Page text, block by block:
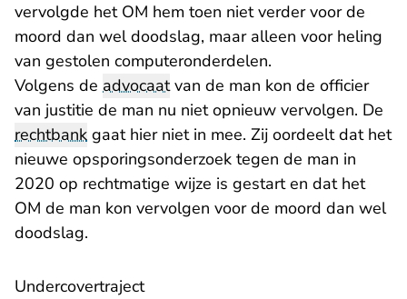
vervolgde het OM hem toen niet verder voor de
moord dan wel doodslag, maar alleen voor heling
van gestolen computeronderdelen.
Volgens de advocaatvan de man kon de officier
van justitie de man nu niet opnieuw vervolgen. De
rechtbank gaat hier niet in mee. Zij oordeelt dat het
nieuwe opsporingsonderzoek tegen de man in
2020 op rechtmatige wijze is gestart en dat het
OM de man kon vervolgen voor de moord dan wel
doodslag.
Undercovertraject